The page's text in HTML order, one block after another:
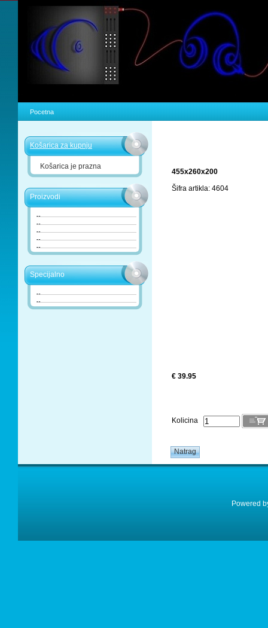
Pocetna
Košarica za kupnju
Košarica je prazna
Proizvodi
Specijalno
455x260x200
Šifra artikla: 4604
€ 39.95
Kolicina
Powered